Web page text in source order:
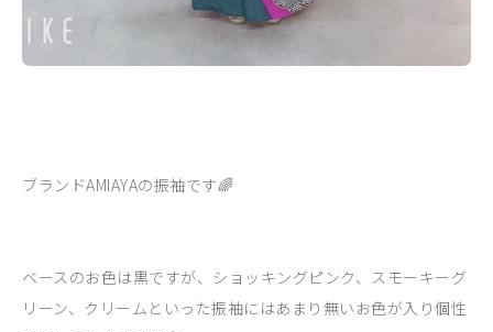
ブランドAMIAYAの振袖です🌈
ベースのお色は黒ですが、ショッキングピンク、スモーキーグ
リーン、クリームといった振袖にはあまり無いお色が入り個性